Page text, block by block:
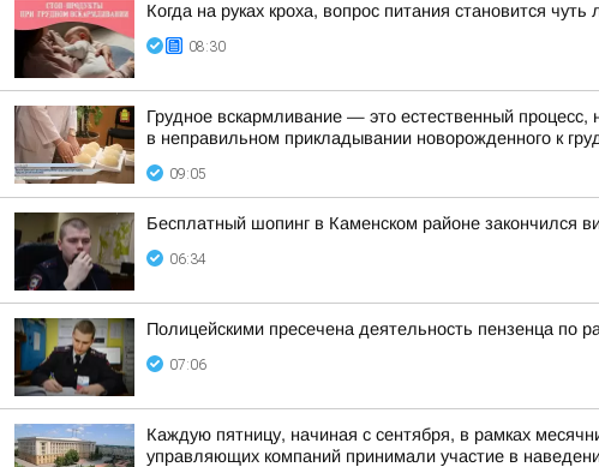
Когда на руках кроха, вопрос питания становится
08:30
Грудное вскармливание — это естественный
в неправильном прикладывании новорожденного к
09:05
Бесплатный шопинг в Каменском районе закончился
06:34
Полицейскими пресечена деятельность пензенца по
07:06
Каждую пятницу, начиная с сентября, в рамках
управляющих компаний принимали участие в